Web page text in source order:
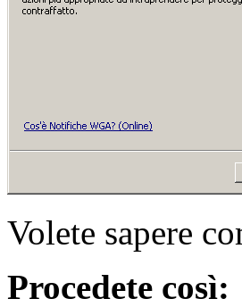
Volete sapere
Procedete così: